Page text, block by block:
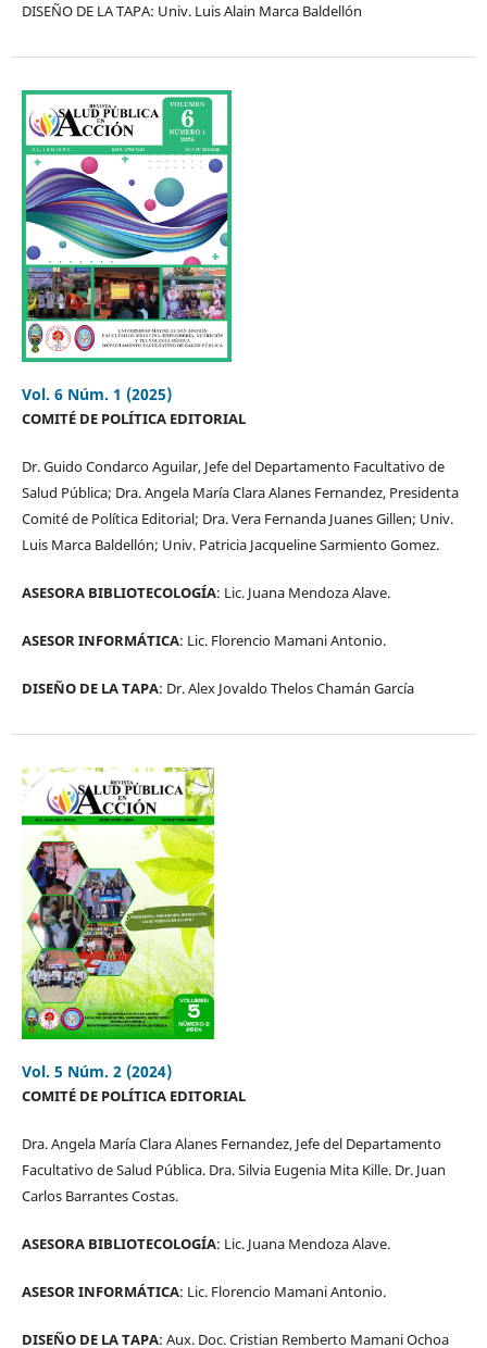
DISEÑO DE LA TAPA: Univ. Luis Alain Marca Baldellón
Vol. 6 Núm. 1 (2025)
COMITÉ DE POLÍTICA EDITORIAL
Dr. Guido Condarco Aguilar, Jefe del Departamento Facultativo de
Salud Pública; Dra. Angela María Clara Alanes Fernandez, Presidenta
Comité de Política Editorial; Dra. Vera Fernanda Juanes Gillen; Univ.
Luis Marca Baldellón; Univ. Patricia Jacqueline Sarmiento Gomez.
ASESORA BIBLIOTECOLOGÍA: Lic. Juana Mendoza Alave.
ASESOR INFORMÁTICA: Lic. Florencio Mamani Antonio.
DISEÑO DE LA TAPA: Dr. Alex Jovaldo Thelos Chamán García
Vol. 5 Núm. 2 (2024)
COMITÉ DE POLÍTICA EDITORIAL
Dra. Angela María Clara Alanes Fernandez, Jefe del Departamento
Facultativo de Salud Pública. Dra. Silvia Eugenia Mita Kille. Dr. Juan
Carlos Barrantes Costas.
ASESORA BIBLIOTECOLOGÍA: Lic. Juana Mendoza Alave.
ASESOR INFORMÁTICA: Lic. Florencio Mamani Antonio.
DISEÑO DE LA TAPA: Aux. Doc. Cristian Remberto Mamani Ochoa